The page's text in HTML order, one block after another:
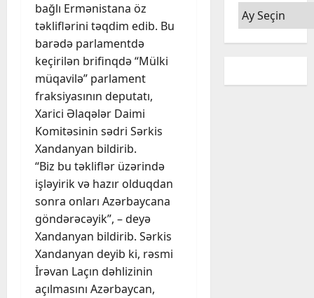
bağlı Ermənistana öz
təkliflərini təqdim edib. Bu
barədə parlamentdə
keçirilən brifinqdə “Mülki
müqavilə” parlament
fraksiyasının deputatı,
Xarici Əlaqələr Daimi
Komitəsinin sədri Sərkis
Xandanyan bildirib.
“Biz bu təkliflər üzərində
işləyirik və hazır olduqdan
sonra onları Azərbaycana
göndərəcəyik”, – deyə
Xandanyan bildirib. Sərkis
Xandanyan deyib ki, rəsmi
İrəvan Laçın dəhlizinin
açılmasını Azərbaycan,
Arxiv